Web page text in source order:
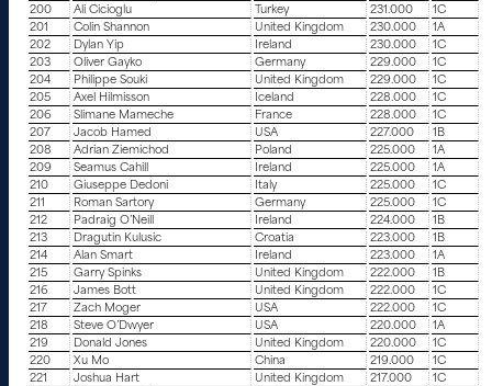
200
Ali Cicioglu Turkey 231.000
1C
201
Colin Shannon United Kingdom 230.000
1A
202
Dylan Yip Ireland 230.000
1C
203
Oliver Gayko Germany 229.000
1C
204
Philippe Souki United Kingdom 229.000
1C
205
Axel Hilmisson Iceland 228.000
1C
206
Slimane Mameche France 228.000
1C
207
Jacob Hamed USA 227.000
1B
208
Adrian Ziemichod Poland 225.000
1A
209
Seamus Cahill Ireland 225.000
1A
210
Giuseppe Dedoni Italy 225.000
1C
211
Roman Sartory Germany 225.000
1C
212
Padraig O’Neill Ireland 224.000
1B
213
Dragutin Kulusic Croatia 223.000
1B
214
Alan Smart Ireland 223.000
1A
215
Garry Spinks United Kingdom 222.000
1B
216
James Bott United Kingdom 222.000
1C
217
Zach Moger USA 222.000
1C
218
Steve O’Dwyer USA 220.000
1A
219
Donald Jones United Kingdom 220.000
1C
220
Xu Mo China 219.000
1C
221
Joshua Hart United Kingdom 217.000
1C